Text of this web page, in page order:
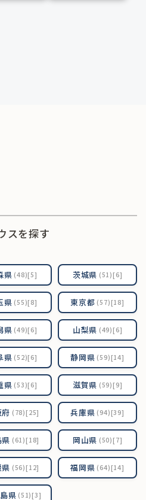
スを探す
県 (48)[5] 茨城県 (51)[6]
県 (55)[8] 東京都 (57)[18]
県 (49)[6] 山梨県 (49)[6]
県 (52)[6] 静岡県 (59)[14]
県 (53)[6] 滋賀県 (59)[9]
(78)[25] 兵庫県 (94)[39]
(61)[18] 岡山県 (50)[7]
(56)[12] 福岡県 (64)[14]
県 (51)[3]